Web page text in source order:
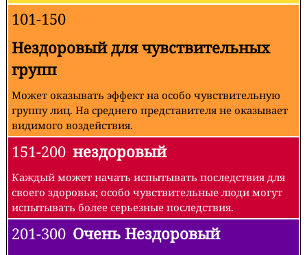
101-150
Нездоровый для чувствительных
групп
Может оказывать эффект на особо чувствительную
группу лиц. На среднего представителя не оказывает
видимого воздействия.
151-200 нездоровый
Каждый может начать испытывать последствия для
своего здоровья; особо чувствительные люди могут
испытывать более серьезные последствия.
201-300 Очень Нездоровый